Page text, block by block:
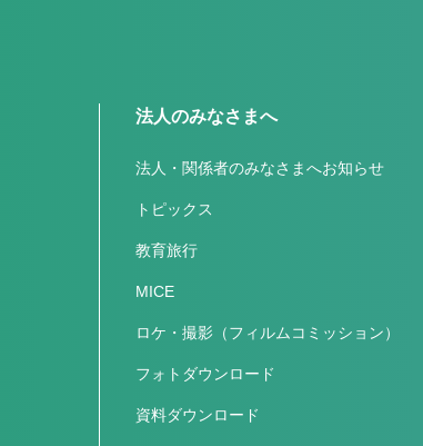
法人のみなさまへ
法人・関係者のみなさまへお知らせ
トピックス
教育旅行
MICE
ロケ・撮影（フィルムコミッション）
フォトダウンロード
資料ダウンロード